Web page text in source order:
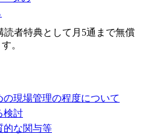
読者特典として月5通まで無償
。
現場管理の程度について
検討
的な関与等